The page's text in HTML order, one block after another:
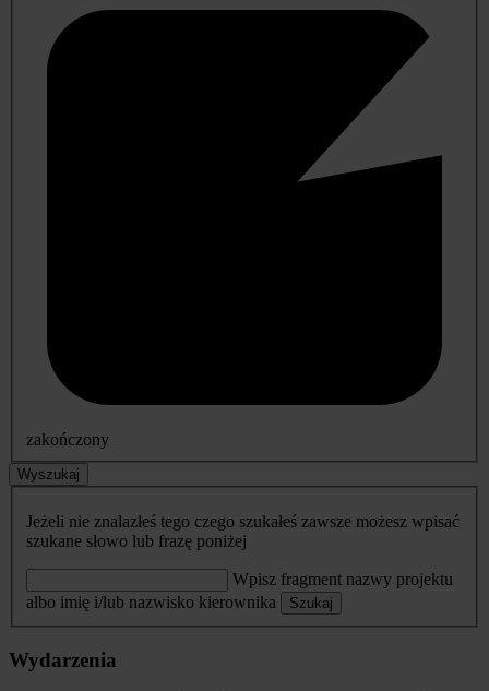
zakończony
Wyszukaj
Jeżeli nie znalazłeś tego czego szukałeś zawsze możesz wpisać
szukane słowo lub frazę poniżej
Wpisz fragment nazwy projektu
albo imię i/lub nazwisko kierownika
Szukaj
Wydarzenia